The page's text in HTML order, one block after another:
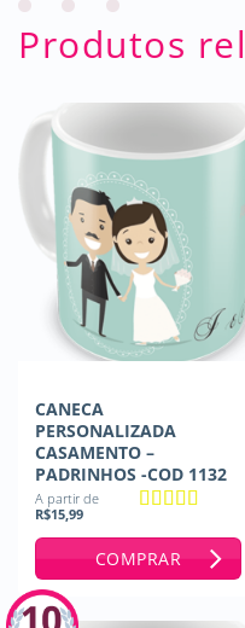
Produtos
CANECA
PERSONALIZADA
CASAMENTO –
PADRINHOS -COD 1132
A partir de
R$15,99
COMPRAR